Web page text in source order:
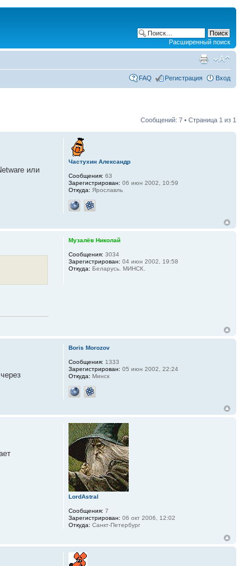
Расширенный поиск
FAQ Регистрация Вход
Сообщений: 7 • Страница 1 из 1
или
Частухин Александр
Сообщения: 63
Зарегистрирован: 06 июн 2002, 10:59
Откуда: Ярославль
Музалёв Николай
Сообщения: 3034
Зарегистрирован: 04 июн 2002, 19:58
Откуда: Беларусь. МИНСК.
Boris Morozov
Сообщения: 1333
Зарегистрирован: 05 июн 2002, 22:24
Откуда: Минск
LordAstral
Сообщения: 7
Зарегистрирован: 06 окт 2006, 12:02
Откуда: Санкт-Петербург